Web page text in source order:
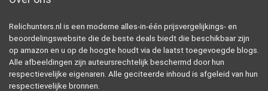
Relichunters.nl is een moderne alles-in-één prijsvergelijkings- en
beoordelingswebsite die de beste deals biedt die beschikbaar zijn
op amazon en u op de hoogte houdt via de laatst toegevoegde blogs.
Alle afbeeldingen zijn auteursrechtelijk beschermd door hun
respectievelijke eigenaren. Alle geciteerde inhoud is afgeleid van hun
respectievelijke bronnen.